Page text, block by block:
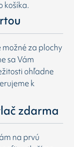
košíka.
za plochy
sa Vám
ohľadne
k
zdarma
na prvú